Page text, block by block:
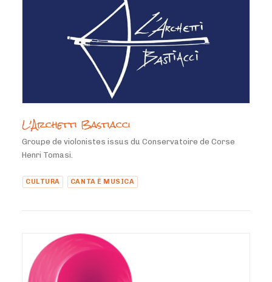
L’Archetti Bastiacci
Groupe de violonistes issus du Conservatoire de Corse
Henri Tomasi.
CULTURA CANTA È MUSICA